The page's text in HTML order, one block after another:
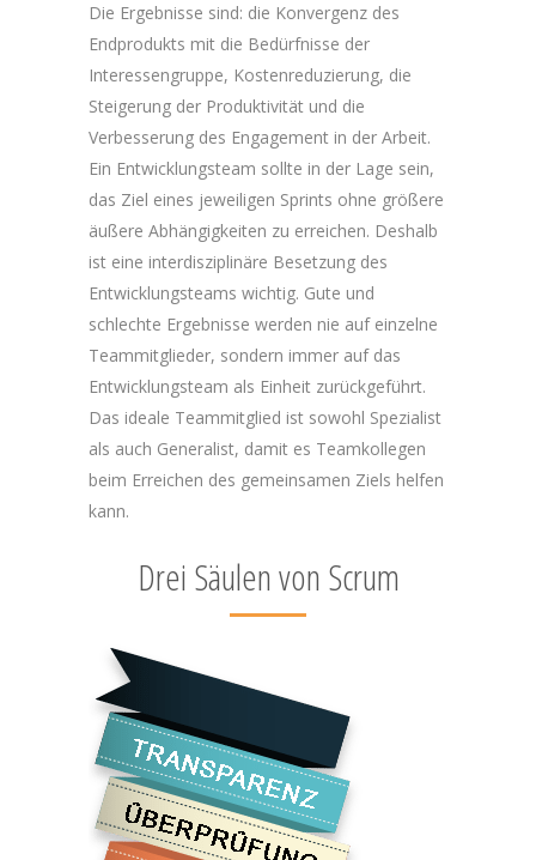
Die Ergebnisse sind: die Konvergenz des
Endprodukts mit die Bedürfnisse der
Interessengruppe, Kostenreduzierung, die
Steigerung der Produktivität und die
Verbesserung des Engagement in der Arbeit.
Ein Entwicklungsteam sollte in der Lage sein,
das Ziel eines jeweiligen Sprints ohne größere
äußere Abhängigkeiten zu erreichen. Deshalb
ist eine interdisziplinäre Besetzung des
Entwicklungsteams wichtig. Gute und
schlechte Ergebnisse werden nie auf einzelne
Teammitglieder, sondern immer auf das
Entwicklungsteam als Einheit zurückgeführt.
Das ideale Teammitglied ist sowohl Spezialist
als auch Generalist, damit es Teamkollegen
beim Erreichen des gemeinsamen Ziels helfen
kann.
Drei Säulen von Scrum